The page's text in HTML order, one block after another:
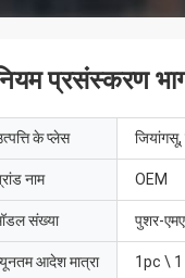
प्रसंस्करण
के प्लेस जियांगसू,
नाम OEM
संख्या पुशर-
आदेश मात्रा 1pc \